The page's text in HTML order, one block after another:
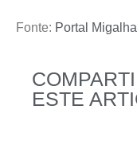
Fonte: Portal
ESTE